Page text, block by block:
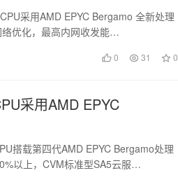
采用AMD EPYC Bergamo 全新处理
优化，最高内网收发能…
0 31 0
采用AMD EPYC
搭载第四代AMD EPYC Bergamo处理
以上，CVM标准型SA5云服…